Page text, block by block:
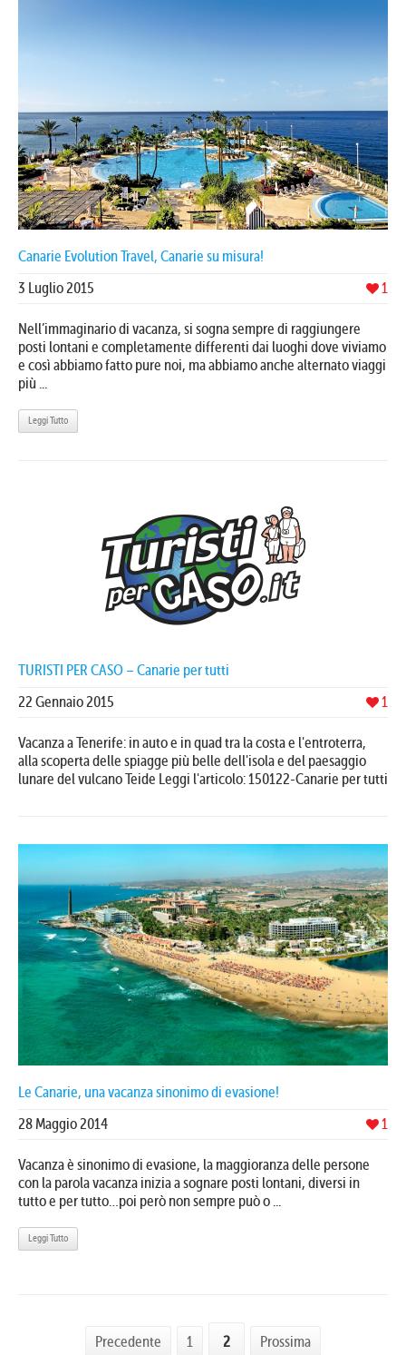
Canarie Evolution Travel, Canarie su misura!
1
3 Luglio 2015
Nell’immaginario di vacanza, si sogna sempre di raggiungere
posti lontani e completamente differenti dai luoghi dove viviamo
e così abbiamo fatto pure noi, ma abbiamo anche alternato viaggi
più ...
Leggi Tutto
TURISTI PER CASO – Canarie per tutti
1
22 Gennaio 2015
Vacanza a Tenerife: in auto e in quad tra la costa e l'entroterra,
alla scoperta delle spiagge più belle dell'isola e del paesaggio
lunare del vulcano Teide Leggi l'articolo: 150122-Canarie per tutti
Le Canarie, una vacanza sinonimo di evasione!
1
28 Maggio 2014
Vacanza è sinonimo di evasione, la maggioranza delle persone
con la parola vacanza inizia a sognare posti lontani, diversi in
tutto e per tutto…poi però non sempre può o ...
Leggi Tutto
Precedente 1 2 Prossima